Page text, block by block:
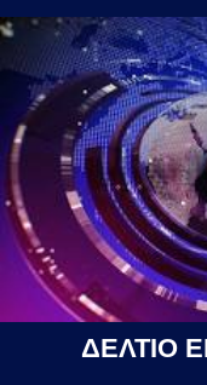
ΔΕΛΤΙΟ